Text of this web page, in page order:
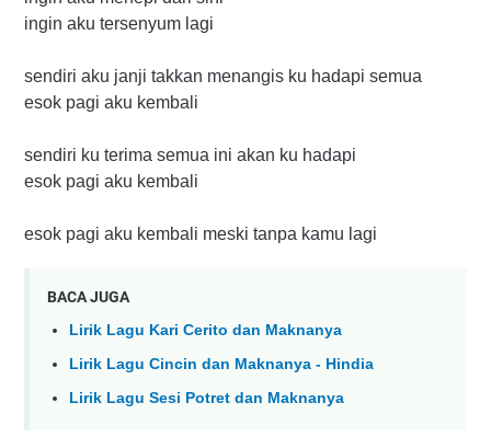
ingin aku tersenyum lagi
sendiri aku janji takkan menangis ku hadapi semua
esok pagi aku kembali
sendiri ku terima semua ini akan ku hadapi
esok pagi aku kembali
esok pagi aku kembali meski tanpa kamu lagi
BACA JUGA
Lirik Lagu Kari Cerito dan Maknanya
Lirik Lagu Cincin dan Maknanya - Hindia
Lirik Lagu Sesi Potret dan Maknanya